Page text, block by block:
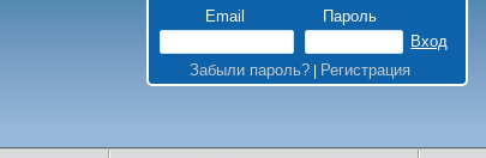
Email Пароль
Забыли пароль?| Регистрация